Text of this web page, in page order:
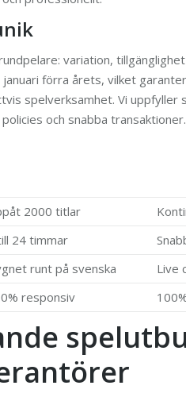
variation,
januari förra årets, vilket
spelverksamhet. Vi
och snabba transaktioner.
2000 titlar
24 timmar
runt på svenska
Live
responsiv